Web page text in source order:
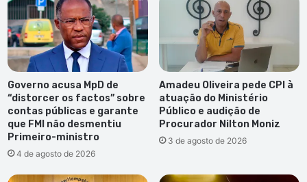
Governo acusa MpD de
“distorcer os factos” sobre
contas públicas e garante
que FMI não desmentiu
Primeiro-ministro
4 de agosto de 2026
Amadeu Oliveira pede CPI à
atuação do Ministério
Público e audição de
Procurador Nilton Moniz
3 de agosto de 2026